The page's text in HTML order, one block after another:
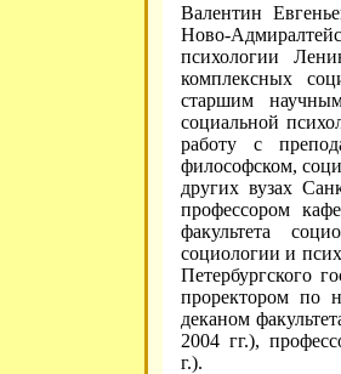
Валентин
Ново-
психологии
комплексных
старшим
социальной
работу с
философском,
других вузах
профессором
факультета
социологии и
Петербургского
проректором по
деканом
2004 гг.),
г.).